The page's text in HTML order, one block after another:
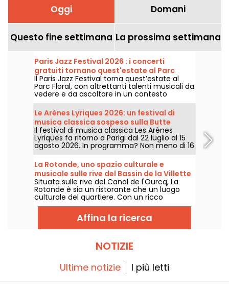
Oggi Domani
Questo fine settimana La prossima settimana
Paris Jazz Festival 2026 : i concerti
gratuiti tornano quest'estate al Parc
Floral, ecco il programma
Il Paris Jazz Festival torna quest’estate al
Parc Floral, con altrettanti talenti musicali da
vedere e da ascoltare in un contesto
bucolico. Ecco il programma dei concerti
gratuiti da scoprire dal 24 giugno al 6
settembre 2026!
Le Arènes Lyriques 2026: un festival di
musica classica sospeso sulla Butte
Montmartre
Il festival di musica classica Les Arènes
Lyriques fa ritorno a Parigi dal 22 luglio al 15
agosto 2026. In programma? Non meno di 16
concerti organizzati nelle Arènes di
Montmartre, una cornice idilliaca per
ascoltare i grandi classici.
La Rotonde, uno spazio culturale e
musicale sulle rive del Bassin de la Villette
Situata sulle rive del Canal de l'Ourcq, La
Rotonde è sia un ristorante che un luogo
culturale del quartiere. Con un ricco
programma di serate, eventi all'aperto e altri
eventi conviviali, è uno dei luoghi da
frequentare sulle rive del Bassin de la Villette.
Affina la ricerca
NOTIZIE
Ultime notizie I più letti